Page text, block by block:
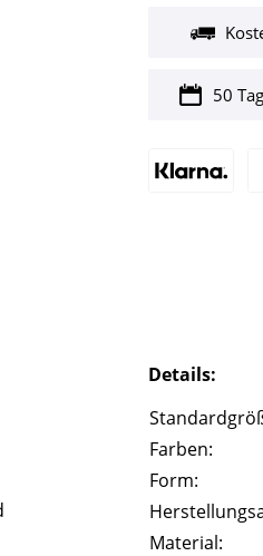
50
Details:
Farben:
Form:
Material: